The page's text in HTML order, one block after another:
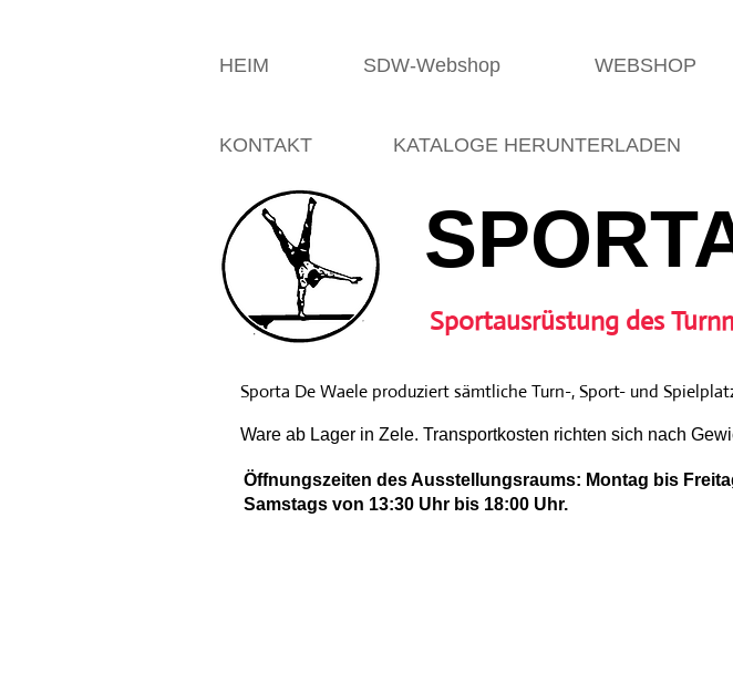
HEIM SDW-Webshop WEBSHOP
KONTAKT KATALOGE HERUNTERLADEN
Sportausrüstung des
Ware ab Lager in Zele. Transportkosten richten sich nach
Sporta De Waele produziert sämtliche Turn-, Sport- und
Öffnungszeiten des Ausstellungsraums: Montag bis
Samstags von 13:30 Uhr bis 18:00 Uhr.